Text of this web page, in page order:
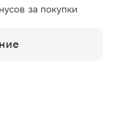
за покупки